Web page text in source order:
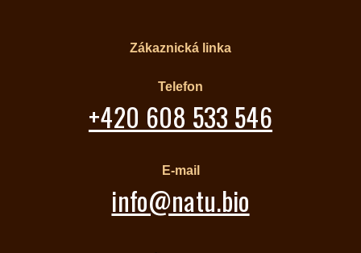
Zákaznická linka
Telefon
+420 608 533 546
E-mail
info@natu.bio